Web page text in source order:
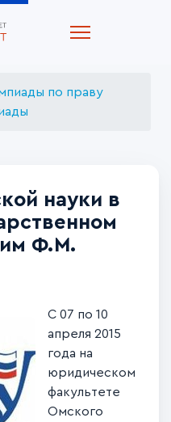
по праву
науки в
им Ф.М.
С 07 по 10
апреля 2015
года на
юридическом
факультете
Омского